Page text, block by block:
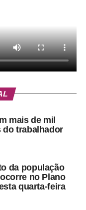
mais de mil
do trabalhador
da população
no Plano
quarta-feira